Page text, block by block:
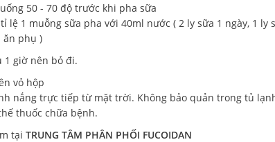
50 - 70 độ trước khi pha sữa
lệ 1 muỗng sữa pha với 40ml nước ( 2 ly sữa 1 ngày, 1 ly
ăn phụ )
1 giờ nên bỏ đi.
vỏ hộp
nắng trực tiếp từ mặt trời. Không bảo quản trong tủ
thuốc chữa bệnh.
tại TRUNG TÂM PHÂN PHỐI FUCOIDAN